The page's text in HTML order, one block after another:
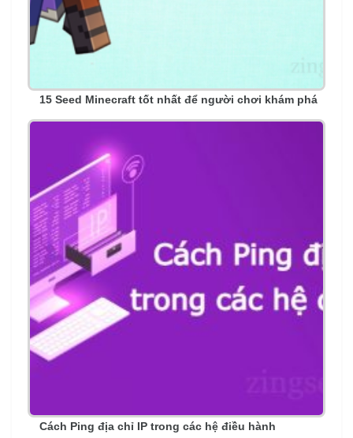
15 Seed Minecraft tốt nhất để người chơi khám phá
Cách Ping địa chỉ IP trong các hệ điều hành